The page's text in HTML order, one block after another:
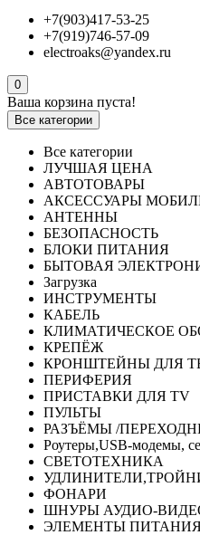
+7(903)417-53-25
+7(919)746-57-09
electroaks@yandex.ru
0
Ваша корзина пуста!
Все категории
Все категории
ЛУЧШАЯ ЦЕНА
АВТОТОВАРЫ
АКСЕССУАРЫ
АНТЕННЫ
БЕЗОПАСНОСТЬ
БЛОКИ ПИТАНИЯ
БЫТОВАЯ
Загрузка
ИНСТРУМЕНТЫ
КАБЕЛЬ
КЛИМАТИЧЕСКОЕ
КРЕПЁЖ
КРОНШТЕЙНЫ ДЛЯ
ПЕРИФЕРИЯ
ПРИСТАВКИ ДЛЯ TV
ПУЛЬТЫ
РАЗЪЁМЫ /
Роутеры,USB-модемы,
СВЕТОТЕХНИКА
ФОНАРИ
ШНУРЫ АУДИО-
ЭЛЕМЕНТЫ